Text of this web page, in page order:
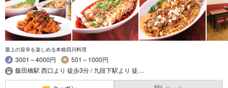
最上の旨辛を楽しめる本格四川料理
3001～4000円
501～1000円
飯田橋駅 西口より 徒歩3分 / 九段下駅より 徒…